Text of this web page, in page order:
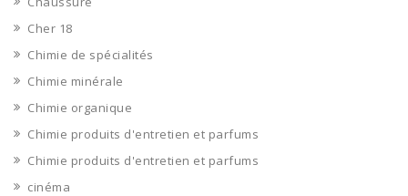
Cher 18
Chimie de spécialités
Chimie minérale
Chimie organique
Chimie produits d'entretien et parfums
Chimie produits d'entretien et parfums
cinéma